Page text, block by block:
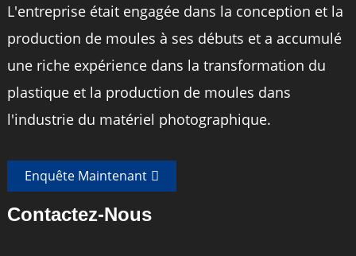
L'entreprise était engagée dans la conception et la
production de moules à ses débuts et a accumulé
une riche expérience dans la transformation du
plastique et la production de moules dans
l'industrie du matériel photographique.
Enquête Maintenant
Contactez-Nous